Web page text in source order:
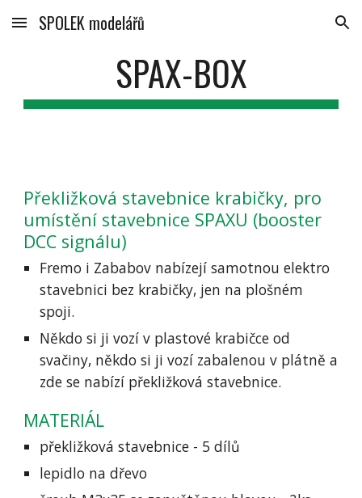
Skip to main content Skip to navigation
SPOLEK modelářů
SPAX-BOX
Překližková stavebnice krabičky, pro
umístění stavebnice SPAXU (booster
DCC signálu)
Fremo i Zababov nabízejí samotnou elektro
stavebnici bez krabičky, jen na plošném
spoji.
Někdo si ji vozí v plastové krabičce od
svačiny, někdo si ji vozí zabalenou v plátně a
zde se nabízí překližková stavebnice.
MATERIÁL
překližková stavebnice - 5 dílů
lepidlo na dřevo